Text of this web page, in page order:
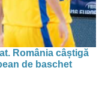
România câștigă
de baschet